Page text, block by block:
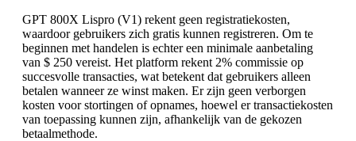
GPT 800X Lispro (V1) rekent geen registratiekosten,
waardoor gebruikers zich gratis kunnen registreren. Om te
beginnen met handelen is echter een minimale aanbetaling
van $ 250 vereist. Het platform rekent 2% commissie op
succesvolle transacties, wat betekent dat gebruikers alleen
betalen wanneer ze winst maken. Er zijn geen verborgen
kosten voor stortingen of opnames, hoewel er transactiekosten
van toepassing kunnen zijn, afhankelijk van de gekozen
betaalmethode.